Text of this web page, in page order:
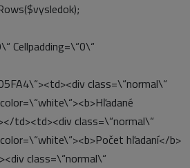
Cellpadding=\“0\“
class=\“normal\“
td><td><div class=\“normal\“
hľadaní</b>
class=\“normal\“